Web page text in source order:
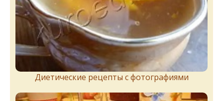
Диетические рецепты с фотографиями